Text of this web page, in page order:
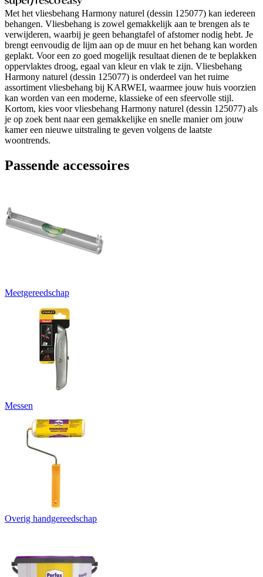
Met het vliesbehang Harmony naturel (dessin 125077) kan iedereen
behangen. Vliesbehang is zowel gemakkelijk aan te brengen als te
verwijderen, waarbij je geen behangtafel of afstomer nodig hebt. Je
brengt eenvoudig de lijm aan op de muur en het behang kan worden
geplakt. Voor een zo goed mogelijk resultaat dienen de te beplakken
oppervlaktes droog, egaal van kleur en vlak te zijn. Vliesbehang
Harmony naturel (dessin 125077) is onderdeel van het ruime
assortiment vliesbehang bij KARWEI, waarmee jouw huis voorzien
kan worden van een moderne, klassieke of een sfeervolle stijl.
Kortom, kies voor vliesbehang Harmony naturel (dessin 125077) als
je op zoek bent naar een gemakkelijke en snelle manier om jouw
kamer een nieuwe uitstraling te geven volgens de laatste
woontrends.
Passende accessoires
Meetgereedschap
Messen
Overig handgereedschap